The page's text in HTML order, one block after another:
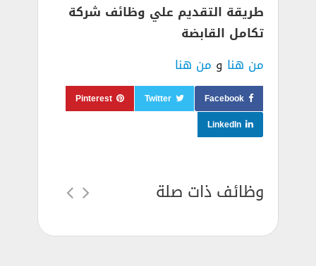
طريقة التقديم علي وظائف شركة
تكامل القابضة
من هنا و من هنا
Facebook
Twitter
Pinterest
LinkedIn
وظائف ذات صلة